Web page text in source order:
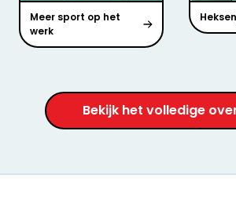
Meer sport op het
werk
Bekijk het volledige